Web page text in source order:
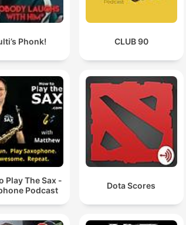
Phonk! CLUB 90
Play The Sax -
Podcast
Dota Scores